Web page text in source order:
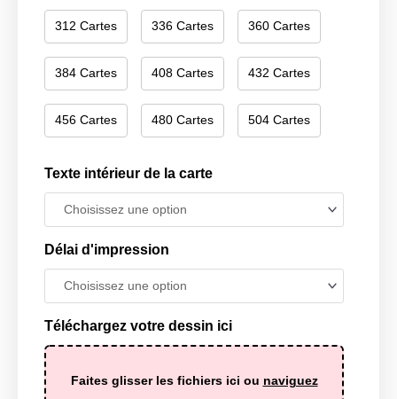
312 Cartes 336 Cartes 360 Cartes
384 Cartes 408 Cartes 432 Cartes
456 Cartes 480 Cartes 504 Cartes
Texte intérieur de la carte
Délai d'impression
Téléchargez votre dessin ici
Faites glisser les fichiers ici ou naviguez